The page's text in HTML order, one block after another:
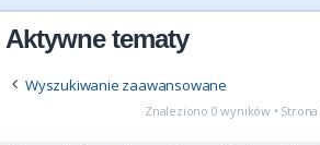
Aktywne tematy
Wyszukiwanie zaawansowane
Znaleziono 0 wyników • Strona